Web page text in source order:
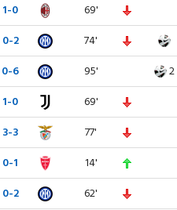
1-0 69'
0-2 74'
0-6 95' 2
1-0 69'
3-3 77'
0-1 14'
0-2 62'